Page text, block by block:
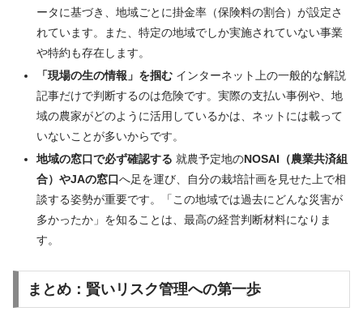
ータに基づき、地域ごとに掛金率（保険料の割合）が設定さ
れています。また、特定の地域でしか実施されていない事業
や特約も存在します。
「現場の生の情報」を掴むインターネット上の一般的な解説
記事だけで判断するのは危険です。実際の支払い事例や、地
域の農家がどのように活用しているかは、ネットには載って
いないことが多いからです。
地域の窓口で必ず確認する 就農予定地のNOSAI（農業共済組
合）やJAの窓口へ足を運び、自分の栽培計画を見せた上で相
談する姿勢が重要です。「この地域では過去にどんな災害が
多かったか」を知ることは、最高の経営判断材料になりま
す。
まとめ：賢いリスク管理への第一歩